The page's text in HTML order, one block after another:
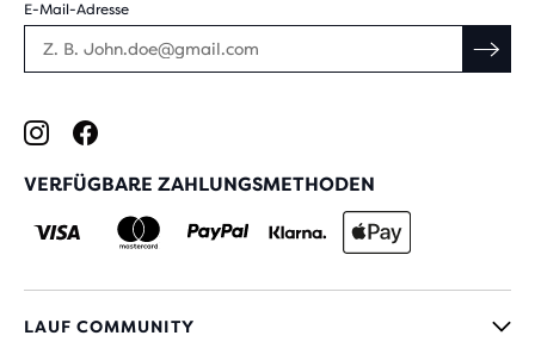
E-Mail-Adresse
VERFÜGBARE ZAHLUNGSMETHODEN
LAUF COMMUNITY